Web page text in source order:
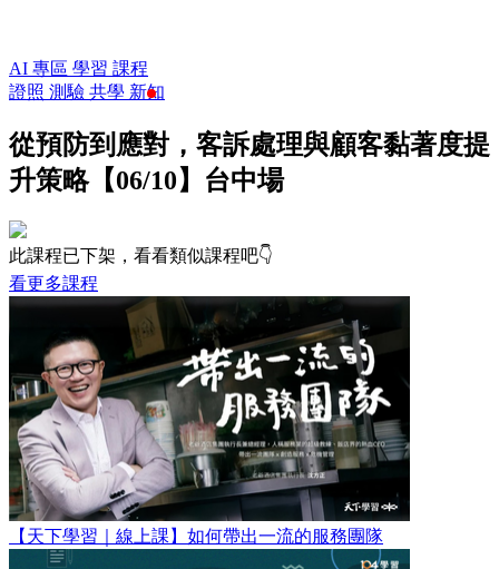
AI 專區 學習 課程
證照 測驗 共學 新知
從預防到應對，客訴處理與顧客黏著度提
升策略【06/10】台中場
此課程已下架，看看類似課程吧👇
看更多課程
【天下學習｜線上課】如何帶出一流的服務團隊